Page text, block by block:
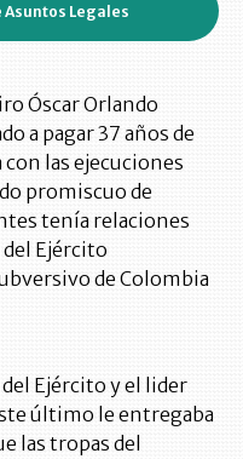
Asuntos Legales
Óscar Orlando
a pagar 37 años de
las ejecuciones
promiscuo de
tenía relaciones
Ejército
de Colombia
Ejército y el lider
último le entregaba
las tropas del